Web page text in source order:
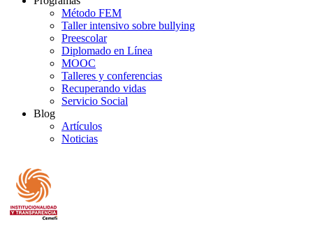
Método FEM
Taller intensivo sobre bullying
Preescolar
Diplomado en Línea
MOOC
Talleres y conferencias
Recuperando vidas
Servicio Social
Blog
Artículos
Noticias